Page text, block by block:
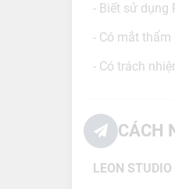
- Biết sử dụng
- Có mắt
- Có trách
CÁCH
LEON STUDIO